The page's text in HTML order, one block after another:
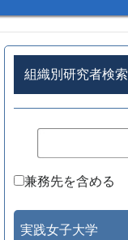
組織別研究者検索
兼務先を含める
実践女子大学